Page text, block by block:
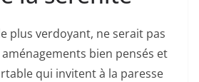
plus verdoyant, ne serait pas
bien pensés et
qui invitent à la paresse